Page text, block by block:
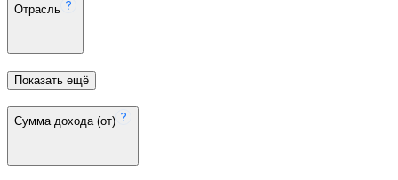
Отрасль
Показать ещё
Сумма дохода (от)